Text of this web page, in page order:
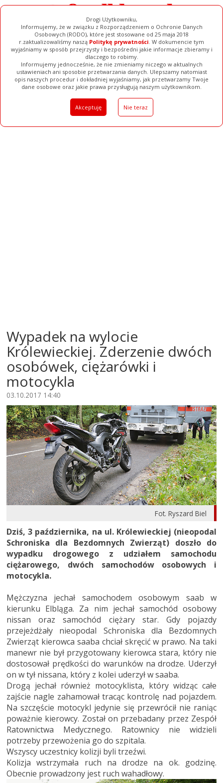
Drogi Użytkowniku,
Informujemy, że w związku z Rozporządzeniem o Ochronie Danych
Osobowych (RODO), które jest stosowane od 25 maja 2018
r.zaktualizowaliśmy naszą Politykę prywatności. W dokumencie tym
wyjaśniamy w sposób przejrzysty i bezpośredni jakie informacje zbieramy i
dlaczego to robimy.
Informujemy jednocześnie, że nie zmieniamy niczego w aktualnych
ustawieniach ani sposobie przetwarzania danych. Ulepszamy natomiast
opis naszych procedur i dokładniej wyjaśniamy, jak przetwarzamy Twoje
dane osobowe oraz jakie prawa przysługują naszym użytkownikom.
Akceptuję Nie teraz
Ogłoszenia Filmy Galerie Baza Firm Pełna Wersja
Wypadek na wylocie
Królewieckiej. Zderzenie dwóch
osobówek, ciężarówki i
motocykla
03.10.2017 14:40
Fot. Ryszard Biel
Dziś, 3 października, na ul. Królewieckiej (nieopodal
Schroniska dla Bezdomnych Zwierząt) doszło do
wypadku drogowego z udziałem samochodu
ciężarowego, dwóch samochodów osobowych i
motocykla.
Mężczyzna jechał samochodem osobowym saab w
kierunku Elbląga. Za nim jechał samochód osobowy
nissan oraz samochód ciężary star. Gdy pojazdy
przejeżdżały nieopodal Schroniska dla Bezdomnych
Zwierząt kierowca saaba chciał skręcić w prawo. Na taki
manewr nie był przygotowany kierowca stara, który nie
dostosował prędkości do warunków na drodze. Uderzył
on w tył nissana, który z kolei uderzył w saaba.
Drogą jechał również motocyklista, który widząc całe
zajście nagle zahamował tracąc kontrolę nad pojazdem.
Na szczęście motocykl jedynie się przewrócił nie raniąc
poważnie kierowcy. Został on przebadany przez Zespół
Ratownictwa Medycznego. Ratownicy nie widzieli
potrzeby przewożenia go do szpitala.
Wszyscy uczestnicy kolizji byli trzeźwi.
Kolizja wstrzymała ruch na drodze na ok. godzinę.
Obecnie prowadzony jest ruch wahadłowy.